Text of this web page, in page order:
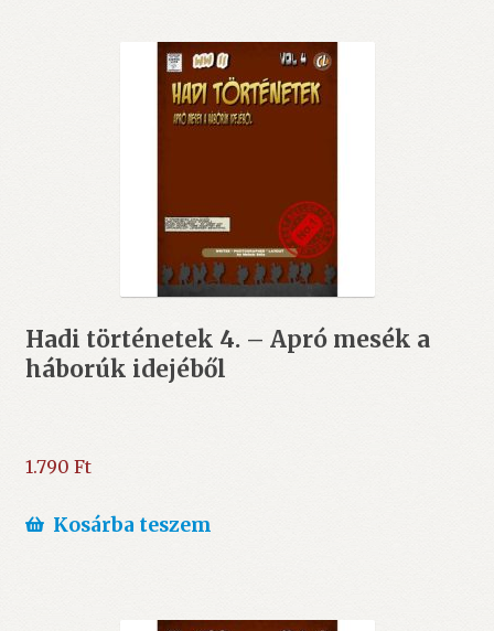
Hadi történetek 4. – Apró mesék a
háborúk idejéből
1.790 Ft
Kosárba teszem